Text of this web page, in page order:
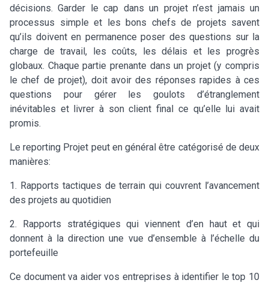
décisions. Garder le cap dans un projet n’est jamais un
processus simple et les bons chefs de projets savent
qu’ils doivent en permanence poser des questions sur la
charge de travail, les coûts, les délais et les progrès
globaux. Chaque partie prenante dans un projet (y compris
le chef de projet), doit avoir des réponses rapides à ces
questions pour gérer les goulots d’étranglement
inévitables et livrer à son client final ce qu’elle lui avait
promis.
Le reporting Projet peut en général être catégorisé de deux
manières:
1. Rapports tactiques de terrain qui couvrent l’avancement
des projets au quotidien
2. Rapports stratégiques qui viennent d’en haut et qui
donnent à la direction une vue d’ensemble à l’échelle du
portefeuille
Ce document va aider vos entreprises à identifier le top 10